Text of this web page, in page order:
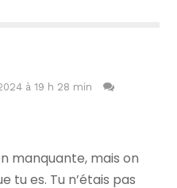
à 19 h 28 min
manquante, mais on
tu es. Tu n’étais pas